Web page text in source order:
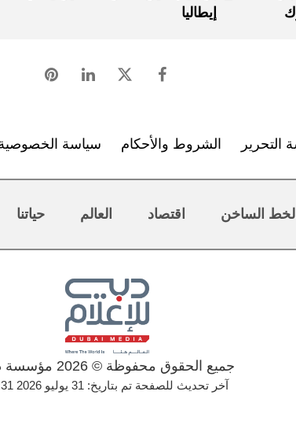
إيطاليا
التحرير الشروط والأحكام سياسة
الخط الساخن اقتصاد العالم حياتنا
جميع الحقوق محفوظة © 2026 مؤسسة دبي
آخر تحديث للصفحة تم بتاريخ: 31 يوليو 2026 17:31